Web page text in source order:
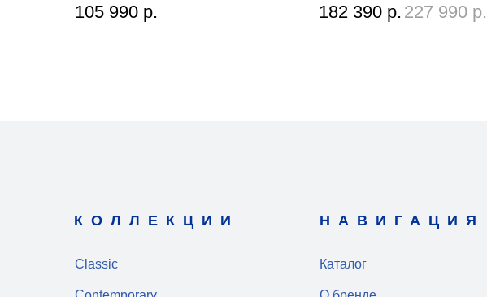
105 990 р. 182 390 р.227 990 р.
Каталог
НАВИГАЦИЯ
КОЛЛЕКЦИИ
Classic